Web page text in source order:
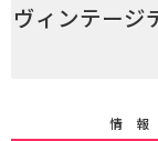
ヴィンテージ
情 報